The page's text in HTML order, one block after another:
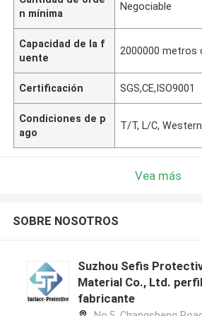
n mínima
Negociable
Capacidad de la f
uente
2000000 metros
Certificación SGS,CE,ISO9001
Condiciones de p
ago
T/T, L/C,
Vea más
SOBRE NOSOTROS
Suzhou Sefis
Material Co., Ltd.
fabricante